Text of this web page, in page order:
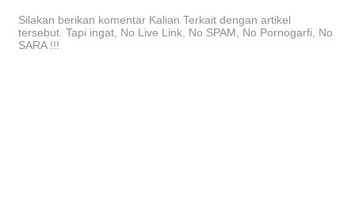
Silakan berikan komentar Kalian Terkait dengan artikel
tersebut. Tapi ingat, No Live Link, No SPAM, No Pornogarfi, No
SARA !!!